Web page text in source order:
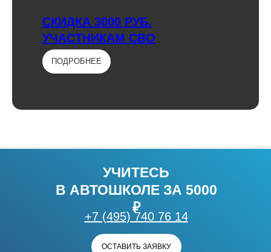
СКИДКА 3000 РУБ.
УЧАСТНИКАМ СВО
ПОДРОБНЕЕ
УЧИТЕСЬ
В АВТОШКОЛЕ ЗА 5000
₽
+7 (495) 740 76 14
ОСТАВИТЬ ЗАЯВКУ